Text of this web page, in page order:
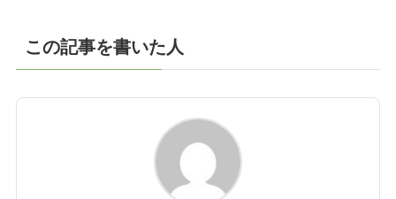
この記事を書いた人